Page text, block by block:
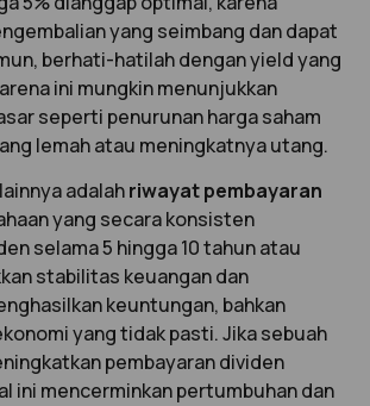
yang seimbang dan dapat
berhati-hatilah dengan yield yang
ini mungkin menunjukkan
seperti penurunan harga saham
lemah atau meningkatnya utang.
adalahriwayat pembayaran
yang secara konsisten
selama 5 hingga 10 tahun atau
stabilitas keuangan dan
keuntungan, bahkan
yang tidak pasti. Jika sebuah
pembayaran dividen
ini mencerminkan pertumbuhan dan